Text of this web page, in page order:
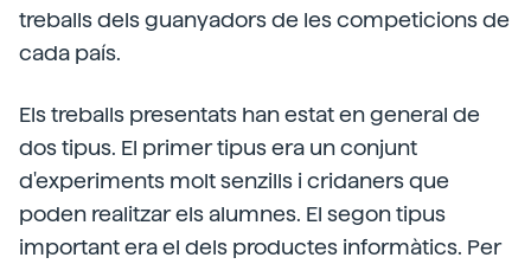
treballs dels guanyadors de les competicions de
cada país.
Els treballs presentats han estat en general de
dos tipus. El primer tipus era un conjunt
d'experiments molt senzills i cridaners que
poden realitzar els alumnes. El segon tipus
important era el dels productes informàtics. Per